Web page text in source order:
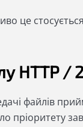
це
HTTP /
файлів
пріоритету